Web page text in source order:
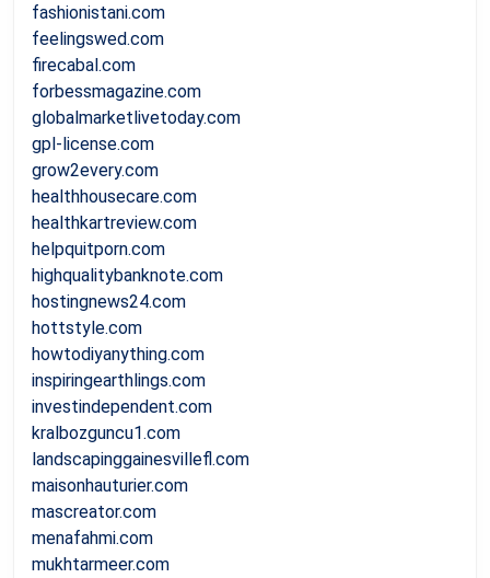
fashionistani.com
feelingswed.com
firecabal.com
forbessmagazine.com
globalmarketlivetoday.com
gpl-license.com
grow2every.com
healthhousecare.com
healthkartreview.com
helpquitporn.com
highqualitybanknote.com
hostingnews24.com
hottstyle.com
howtodiyanything.com
inspiringearthlings.com
investindependent.com
kralbozguncu1.com
landscapinggainesvillefl.com
maisonhauturier.com
mascreator.com
menafahmi.com
mukhtarmeer.com